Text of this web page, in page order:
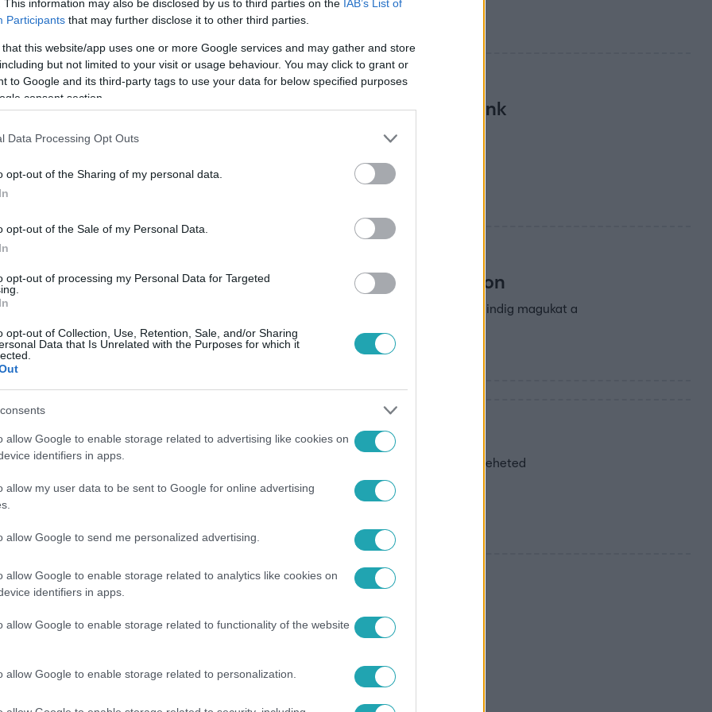
This information may also be disclosed by us to third parties on the IAB’s List of
Participants that may further disclose it to other third parties.
that this website/app uses one or more Google services and may gather and store
but not limited to your visit or usage behaviour. You may click to grant or
to Google and its third-party tags to use your data for below specified purposes
consent section.
Data Processing Opt Outs
opt-out of the Sharing of my personal data.
opt-out of the Sale of my Personal Data.
opt-out of processing my Personal Data for Targeted
opt-out of Collection, Use, Retention, Sale, and/or Sharing
Data that Is Unrelated with the Purposes for which it
allow Google to enable storage related to advertising like cookies on
identifiers in apps.
allow my user data to be sent to Google for online advertising
allow Google to send me personalized advertising.
allow Google to enable storage related to analytics like cookies on
identifiers in apps.
allow Google to enable storage related to functionality of the website
allow Google to enable storage related to personalization.
a pokol? A Szarvas-hold különös dolgokat vált ki belőlünk
a Szarvas-hold. A telihold körüli babonákat sok kutatás cáfolja, az alvásra és a
ki, miért marad el egyre több randi Magyarországon
egy randi Magyarországon? Egy friss kutatás kiderítette, mennyire tartják még mindig magukat a
a számla rendezésekor.
meleg a játszótérhez? Ezekre a jelekre figyelj
a játszótérhez? Nézd meg, milyen jelekre érdemes figyelni szülőként, és hogyan teheted
a szabadtéri játékot a nyári hőségben!
érdemes orvoshoz fordulni.